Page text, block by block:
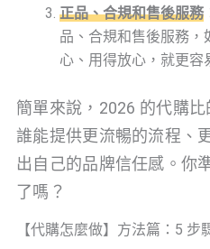
正品、合規和售後服務
品、合規和售後服務，
心、用得放心，就更容
簡單來說，2026 的代購
誰能提供更流暢的流程、
出自己的品牌信任感。你
了嗎？
【代購怎麼做】方法篇：5 步